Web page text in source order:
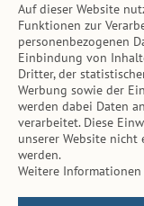
Inhalt
Tierarzt-Suche
Hinweise
AGB
Impressum
Datenschutz
Kontakt
Auf dieser Website
Funktionen zur
personenbezogenen
Einbindung von
Dritter, der
Werbung sowie der
werden dabei Daten
verarbeitet. Diese
unserer Website
werden.
Weitere